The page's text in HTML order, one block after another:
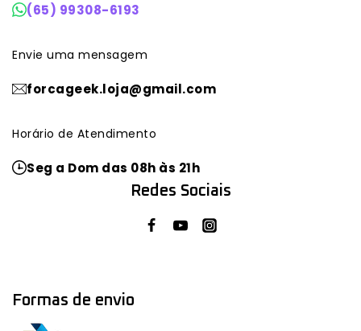
(65) 99308-6193
Envie uma mensagem
forcageek.loja@gmail.com
Horário de Atendimento
Seg a Dom das 08h às 21h
Redes Sociais
Formas de envio